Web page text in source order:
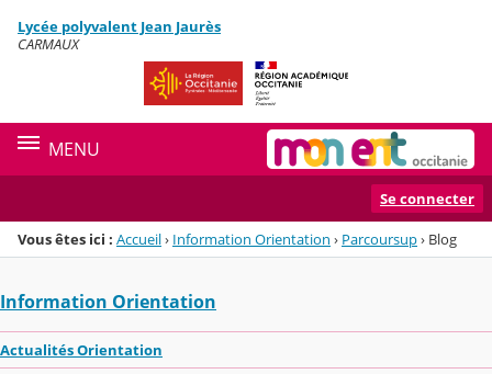
Menu de la rubrique
Contenu
Lycée polyvalent Jean Jaurès
CARMAUX
MENU
Se connecter
Vous êtes ici : Accueil› Information Orientation › Parcoursup› Blog
Information Orientation
Actualités Orientation